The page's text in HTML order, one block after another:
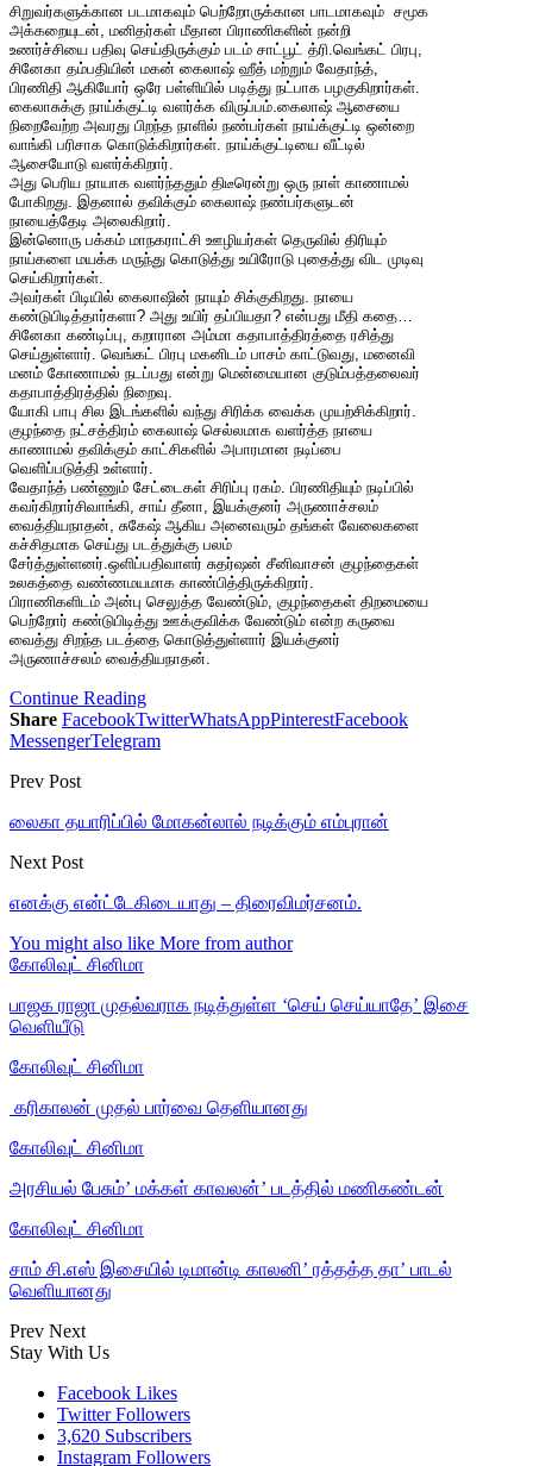
சிறுவர்களுக்கான படமாகவும் பெற்றோருக்கான பாடமாகவும் சமூக
அக்கறையுடன், மனிதர்கள் மீதான பிராணிகளின் நன்றி
உணர்ச்சியை பதிவு செய்திருக்கும் படம் சாட்பூட் த்ரி.வெங்கட் பிரபு,
சினேகா தம்பதியின் மகன் கைலாஷ் ஹீத் மற்றும் வேதாந்த்,
பிரணிதி ஆகியோர் ஒரே பள்ளியில் படித்து நட்பாக பழகுகிறார்கள்.
கைலாசுக்கு நாய்க்குட்டி வளர்க்க விருப்பம்.கைலாஷ் ஆசையை
நிறைவேற்ற அவரது பிறந்த நாளில் நண்பர்கள் நாய்க்குட்டி ஒன்றை
வாங்கி பரிசாக கொடுக்கிறார்கள். நாய்க்குட்டியை வீட்டில்
ஆசையோடு வளர்க்கிறார்.
அது பெரிய நாயாக வளர்ந்ததும் திடீரென்று ஒரு நாள் காணாமல்
போகிறது. இதனால் தவிக்கும் கைலாஷ் நண்பர்களுடன்
நாயைத்தேடி அலைகிறார்.
இன்னொரு பக்கம் மாநகராட்சி ஊழியர்கள் தெருவில் திரியும்
நாய்களை மயக்க மருந்து கொடுத்து உயிரோடு புதைத்து விட முடிவு
செய்கிறார்கள்.
அவர்கள் பிடியில் கைலாஷின் நாயும் சிக்குகிறது. நாயை
கண்டுபிடித்தார்களா? அது உயிர் தப்பியதா? என்பது மீதி கதை…
சினேகா கண்டிப்பு, கறாரான அம்மா கதாபாத்திரத்தை ரசித்து
செய்துள்ளார். வெங்கட் பிரபு மகனிடம் பாசம் காட்டுவது, மனைவி
மனம் கோணாமல் நடப்பது என்று மென்மையான குடும்பத்தலைவர்
கதாபாத்திரத்தில் நிறைவு.
யோகி பாபு சில இடங்களில் வந்து சிரிக்க வைக்க முயற்சிக்கிறார்.
குழந்தை நட்சத்திரம் கைலாஷ் செல்லமாக வளர்த்த நாயை
காணாமல் தவிக்கும் காட்சிகளில் அபாரமான நடிப்பை
வெளிப்படுத்தி உள்ளார்.
வேதாந்த் பண்ணும் சேட்டைகள் சிரிப்பு ரகம். பிரணிதியும் நடிப்பில்
கவர்கிறார்சிவாங்கி, சாய் தீனா, இயக்குனர் அருணாச்சலம்
வைத்தியநாதன், சுகேஷ் ஆகிய அனைவரும் தங்கள் வேலைகளை
கச்சிதமாக செய்து படத்துக்கு பலம்
சேர்த்துள்ளனர்.ஒளிப்பதிவாளர் சுதர்ஷன் சீனிவாசன் குழந்தைகள்
உலகத்தை வண்ணமயமாக காண்பித்திருக்கிறார்.
பிராணிகளிடம் அன்பு செலுத்த வேண்டும், குழந்தைகள் திறமையை
பெற்றோர் கண்டுபிடித்து ஊக்குவிக்க வேண்டும் என்ற கருவை
வைத்து சிறந்த படத்தை கொடுத்துள்ளார் இயக்குனர்
அருணாச்சலம் வைத்தியநாதன்.
Continue Reading
Share FacebookTwitterWhatsAppPinterestFacebook
MessengerTelegram
Prev Post
லைகா தயாரிப்பில் மோகன்லால் நடிக்கும் எம்புரான்
Next Post
எனக்கு என்ட்டேகிடையாது – திரைவிமர்சனம்.
You might also like More from author
கோலிவுட் சினிமா
பாஜக ராஜா முதல்வராக நடித்துள்ள ‘செய் செய்யாதே’ இசை
வெளியீடு
கோலிவுட் சினிமா
‎ கரிகாலன் முதல் பார்வை தெளியானது
கோலிவுட் சினிமா
அரசியல் பேசும்’ மக்கள் காவலன்’ படத்தில் மணிகண்டன்
கோலிவுட் சினிமா
சாம் சி.எஸ் இசையில் டிமான்டி காலனி’ ரத்தத்த தா’ பாடல்
வெளியானது
Prev Next
Stay With Us
Facebook Likes
Twitter Followers
3,620 Subscribers
Instagram Followers